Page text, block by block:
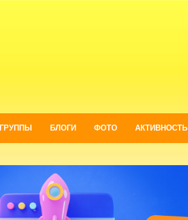
ГРУППЫ БЛОГИ ФОТО АКТИВНОСТЬ